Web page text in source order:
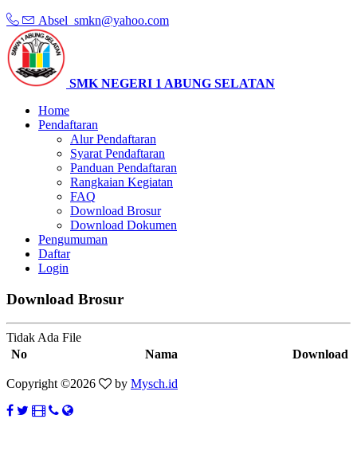
Absel_smkn@yahoo.com
SMK NEGERI 1 ABUNG SELATAN
Home
Pendaftaran
Alur Pendaftaran
Syarat Pendaftaran
Panduan Pendaftaran
Rangkaian Kegiatan
FAQ
Download Brosur
Download Dokumen
Pengumuman
Daftar
Login
Download Brosur
Tidak Ada File
No
Nama Download
Copyright ©2026 by Mysch.id